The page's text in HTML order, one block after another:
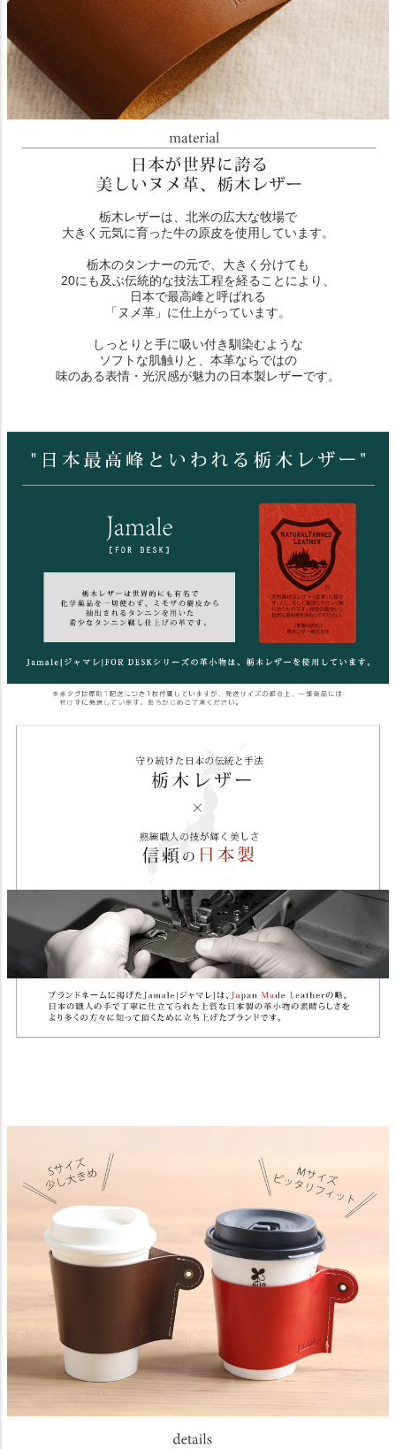
栃木レザーは、北米の広大な牧場で
大きく元気に育った牛の原皮を使用しています。
栃木のタンナーの元で、大きく分けても
20にも及ぶ伝統的な技法工程を経ることにより、
日本で最高峰と呼ばれる
「ヌメ革」に仕上がっています。
しっとりと手に吸い付き馴染むような
ソフトな肌触りと、本革ならではの
味のある表情・光沢感が魅力の日本製レザーです。